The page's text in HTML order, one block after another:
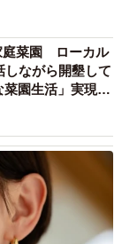
庭菜園 ローカル
ながら開墾して
園生活」実現な